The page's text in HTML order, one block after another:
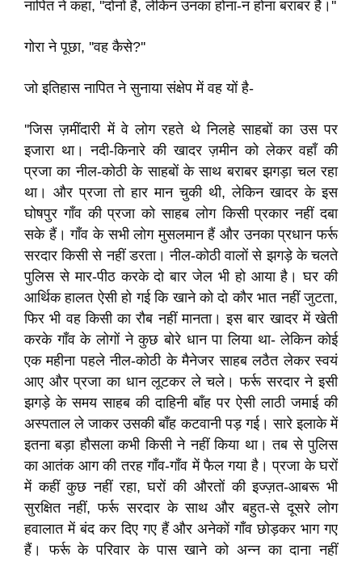
नापित ने कहा, ''दोनों हैं, लेकिन उनका होना-न होना बराबर है।''
गोरा ने पूछा, ''वह कैसे?''
जो इतिहास नापित ने सुनाया संक्षेप में वह यों है-
''जिस ज़मींदारी में वे लोग रहते थे निलहे साहबों का उस पर
इजारा था। नदी-किनारे की खादर ज़मीन को लेकर वहाँ की
प्रजा का नील-कोठी के साहबों के साथ बराबर झगड़ा चल रहा
था। और प्रजा तो हार मान चुकी थी, लेकिन खादर के इस
घोषपुर गाँव की प्रजा को साहब लोग किसी प्रकार नहीं दबा
सके हैं। गाँव के सभी लोग मुसलमान हैं और उनका प्रधान फर्रू
सरदार किसी से नहीं डरता। नील-कोठी वालों से झगड़े के चलते
पुलिस से मार-पीठ करके दो बार जेल भी हो आया है। घर की
आर्थिक हालत ऐसी हो गई कि खाने को दो कौर भात नहीं जुटता,
फिर भी वह किसी का रौब नहीं मानता। इस बार खादर में खेती
करके गाँव के लोगों ने कुछ बोरे धान पा लिया था- लेकिन कोई
एक महीना पहले नील-कोठी के मैनेजर साहब लठैत लेकर स्वयं
आए और प्रजा का धान लूटकर ले चले। फर्रू सरदार ने इसी
झगड़े के समय साहब की दाहिनी बाँह पर ऐसी लाठी जमाई की
अस्पताल ले जाकर उसकी बाँह कटवानी पड़ गई। सारे इलाके में
इतना बड़ा हौसला कभी किसी ने नहीं किया था। तब से पुलिस
का आतंक आग की तरह गाँव-गाँव में फैल गया है। प्रजा के घरों
में कहीं कुछ नहीं रहा, घरों की औरतों की इज्ज़त-आबरू भी
सुरक्षित नहीं, फर्रू सरदार के साथ और बहुत-से दूसरे लोग
हवालात में बंद कर दिए गए हैं और अनेकों गाँव छोड़कर भाग गए
हैं। फर्रू के परिवार के पास खाने को अन्न का दाना नहीं